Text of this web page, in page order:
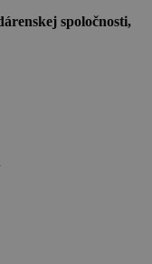
spoločnosti,